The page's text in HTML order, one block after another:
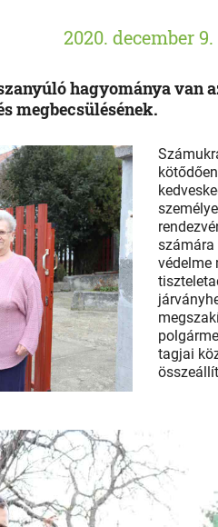
2020. december 9.
hagyománya van
megbecsülésének.
számára
védelme
tagjai